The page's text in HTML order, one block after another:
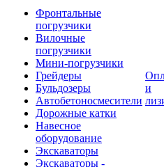
Фронтальные
погрузчики
Вилочные
погрузчики
Мини-погрузчики
Грейдеры
Бульдозеры
Автобетоносмесители
Дорожные катки
Навесное
оборудование
Экскаваторы
Экскаваторы -
и